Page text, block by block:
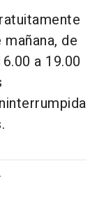
de
a 19.00